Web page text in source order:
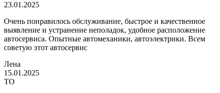
23.01.2025
Очень понравилось обслуживание, быстрое и качественное
выявление и устранение неполадок, удобное расположение
автосервиса. Опытные автомеханики, автоэлектрики. Всем
советую этот автосервис
Лена
15.01.2025
ТО